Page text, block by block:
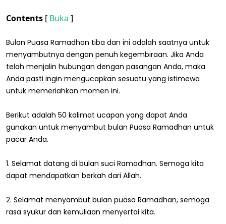
Contents [ Buka ]
Bulan Puasa Ramadhan tiba dan ini adalah saatnya untuk
menyambutnya dengan penuh kegembiraan. Jika Anda
telah menjalin hubungan dengan pasangan Anda, maka
Anda pasti ingin mengucapkan sesuatu yang istimewa
untuk memeriahkan momen ini.
Berikut adalah 50 kalimat ucapan yang dapat Anda
gunakan untuk menyambut bulan Puasa Ramadhan untuk
pacar Anda.
1. Selamat datang di bulan suci Ramadhan. Semoga kita
dapat mendapatkan berkah dari Allah.
2. Selamat menyambut bulan puasa Ramadhan, semoga
rasa syukur dan kemuliaan menyertai kita.